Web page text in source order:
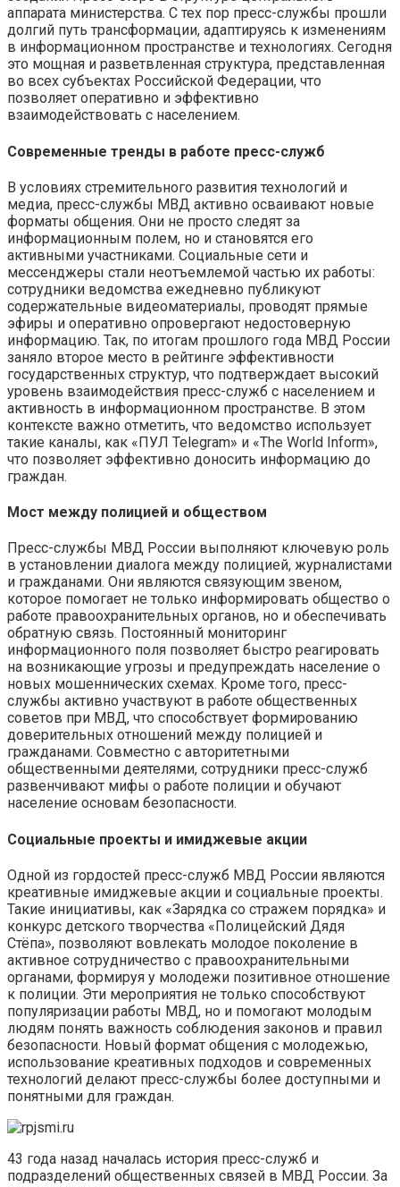
аппарата министерства. С тех пор пресс-службы прошли
долгий путь трансформации, адаптируясь к изменениям
в информационном пространстве и технологиях. Сегодня
это мощная и разветвленная структура, представленная
во всех субъектах Российской Федерации, что
позволяет оперативно и эффективно
взаимодействовать с населением.
Современные тренды в работе пресс-служб
В условиях стремительного развития технологий и
медиа, пресс-службы МВД активно осваивают новые
форматы общения. Они не просто следят за
информационным полем, но и становятся его
активными участниками. Социальные сети и
мессенджеры стали неотъемлемой частью их работы:
сотрудники ведомства ежедневно публикуют
содержательные видеоматериалы, проводят прямые
эфиры и оперативно опровергают недостоверную
информацию. Так, по итогам прошлого года МВД России
заняло второе место в рейтинге эффективности
государственных структур, что подтверждает высокий
уровень взаимодействия пресс-служб с населением и
активность в информационном пространстве. В этом
контексте важно отметить, что ведомство использует
такие каналы, как «ПУЛ Telegram» и «The World Inform»,
что позволяет эффективно доносить информацию до
граждан.
Мост между полицией и обществом
Пресс-службы МВД России выполняют ключевую роль
в установлении диалога между полицией, журналистами
и гражданами. Они являются связующим звеном,
которое помогает не только информировать общество о
работе правоохранительных органов, но и обеспечивать
обратную связь. Постоянный мониторинг
информационного поля позволяет быстро реагировать
на возникающие угрозы и предупреждать население о
новых мошеннических схемах. Кроме того, пресс-
службы активно участвуют в работе общественных
советов при МВД, что способствует формированию
доверительных отношений между полицией и
гражданами. Совместно с авторитетными
общественными деятелями, сотрудники пресс-служб
развенчивают мифы о работе полиции и обучают
население основам безопасности.
Социальные проекты и имиджевые акции
Одной из гордостей пресс-служб МВД России являются
креативные имиджевые акции и социальные проекты.
Такие инициативы, как «Зарядка со стражем порядка» и
конкурс детского творчества «Полицейский Дядя
Стёпа», позволяют вовлекать молодое поколение в
активное сотрудничество с правоохранительными
органами, формируя у молодежи позитивное отношение
к полиции. Эти мероприятия не только способствуют
популяризации работы МВД, но и помогают молодым
людям понять важность соблюдения законов и правил
безопасности. Новый формат общения с молодежью,
использование креативных подходов и современных
технологий делают пресс-службы более доступными и
понятными для граждан.
43 года назад началась история пресс-служб и
подразделений общественных связей в МВД России. За